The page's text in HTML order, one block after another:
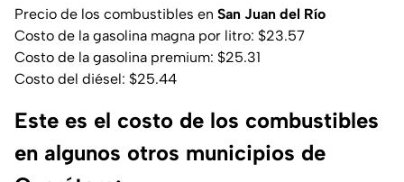
Precio de los combustibles en San Juan del Río
Costo de la gasolina magna por litro: $23.57
Costo de la gasolina premium: $25.31
Costo del diésel: $25.44
Este es el costo de los combustibles
en algunos otros municipios de